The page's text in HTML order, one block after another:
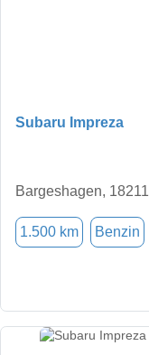
Subaru Impreza
Bargeshagen, 18211
1.500 km Benzin